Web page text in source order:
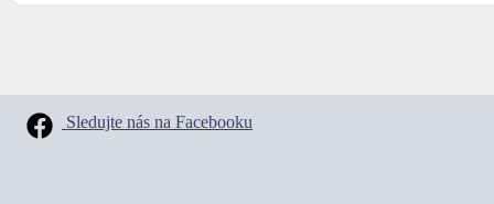
Sledujte nás na Facebooku